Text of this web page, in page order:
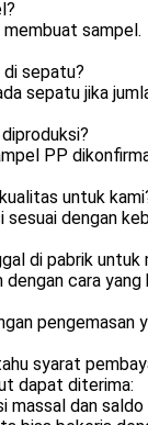
sampel.
sepatu?
sepatu jika
PP
untuk
dengan
di pabrik
cara
pengemasan
syarat
dapat diterima:
dan saldo